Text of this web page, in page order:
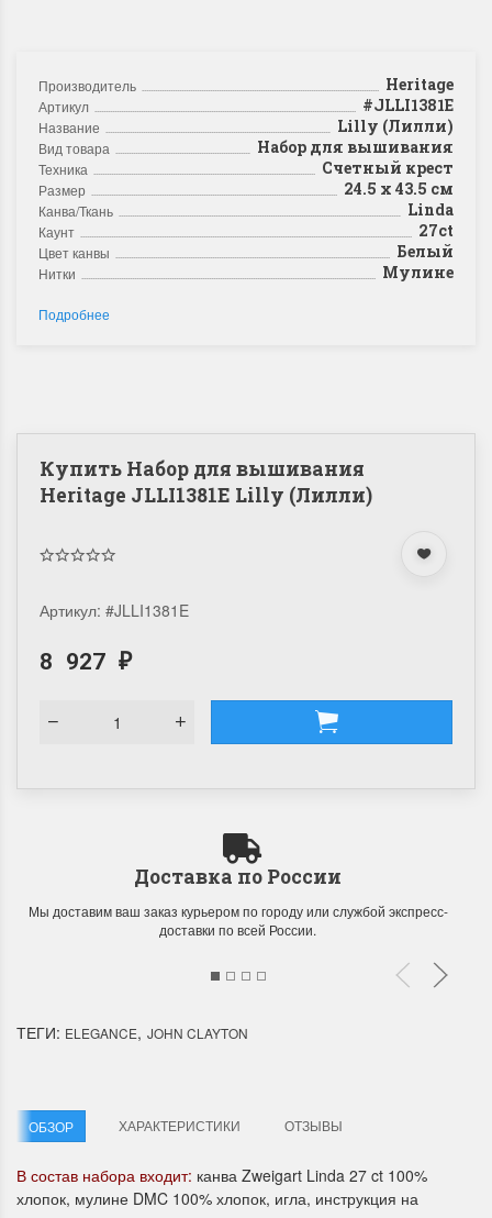
Летние Скидки
честь первого летнего дня
ПОДРОБНЕЕ
1 июня 2024 11:29
Раритеты Дим.
Dimensions
Спешите купить...
Производитель Heritage
Артикул #JLLI1381E
Название Lilly (Лилли)
Вид товара Набор для вышивания
Техника Счетный крест
Размер 24.5 x 43.5 см
Канва/Ткань Linda
Каунт 27ct
Цвет канвы Белый
Нитки Мулине
Подробнее
Купить Набор для вышивания
Heritage JLLI1381E Lilly (Лилли)
Артикул: #JLLI1381E
8 927 ₽
Доставка по России
Мы доставим ваш заказ курьером по городу или службой экспресс-
доставки по всей России.
ТЕГИ: ELEGANCE, JOHN CLAYTON
ОБЗОР ХАРАКТЕРИСТИКИ ОТЗЫВЫ
В состав набора входит: канва Zweigart Linda 27 ct 100%
хлопок, мулине DMC 100% хлопок, игла, инструкция на